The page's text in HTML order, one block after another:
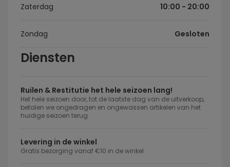
Zaterdag 10:00 - 20:00
Zondag Gesloten
Diensten
Ruilen & Restitutie het hele seizoen lang!
Het hele seizoen door, tot de laatste dag van de uitverkoop,
betalen we ongedragen en ongewassen artikelen van het
huidige seizoen terug.
Levering in de winkel
Gratis bezorging vanaf €10 in de winkel